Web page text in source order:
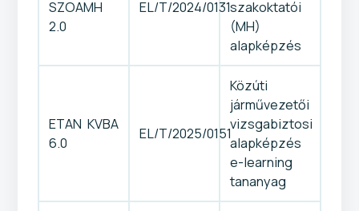
SZOAMH
2.0
EL/T/2024/0131szakoktatói
(MH)
alapképzés
ETAN KVBA
6.0
EL/T/2025/0151
Közúti
járművezetői
vizsgabiztosi
alapképzés
e-learning
tananyag